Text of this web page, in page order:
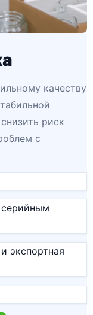
качеству
риск
с
экспортная